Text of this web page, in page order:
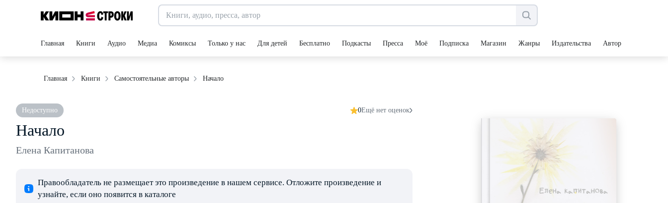
Главная Книги Аудио Медиа Комиксы Только у нас Для детей Бесплатно Подкасты Пресса Моё Подписка Магазин Жанры Издательства Авторы
Главная Книги Самостоятельные авторы Начало
Недоступно 0Ещё нет оценок
Начало
Елена Капитанова
Правообладатель не размещает это произведение в нашем сервисе. Отложите произведение и
узнайте, если оно появится в каталоге